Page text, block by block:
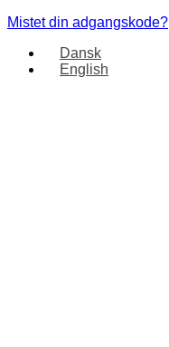
Mistet din adgangskode?
Dansk
English